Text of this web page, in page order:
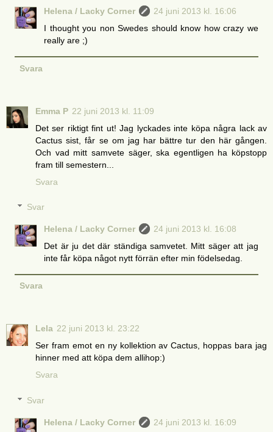
Helena / Lacky Corner
24 juni 2013 kl. 16:06
I thought you non Swedes should know how crazy we
really are ;)
Svara
Emma P 22 juni 2013 kl. 11:09
Det ser riktigt fint ut! Jag lyckades inte köpa några lack av
Cactus sist, får se om jag har bättre tur den här gången.
Och vad mitt samvete säger, ska egentligen ha köpstopp
fram till semestern...
Svara
Svar
Helena / Lacky Corner
24 juni 2013 kl. 16:08
Det är ju det där ständiga samvetet. Mitt säger att jag
inte får köpa något nytt förrän efter min födelsedag.
Svara
Lela 22 juni 2013 kl. 23:22
Ser fram emot en ny kollektion av Cactus, hoppas bara jag
hinner med att köpa dem allihop:)
Svara
Svar
Helena / Lacky Corner
24 juni 2013 kl. 16:09